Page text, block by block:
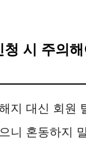
청 시 주의
지 대신 회원
니 혼동하지